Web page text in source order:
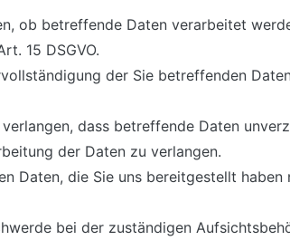
ob betreffende Daten verarbeitet
15 DSGVO.
der Sie betreffenden
dass betreffende Daten
der Daten zu verlangen.
Daten, die Sie uns bereitgestellt
bei der zuständigen